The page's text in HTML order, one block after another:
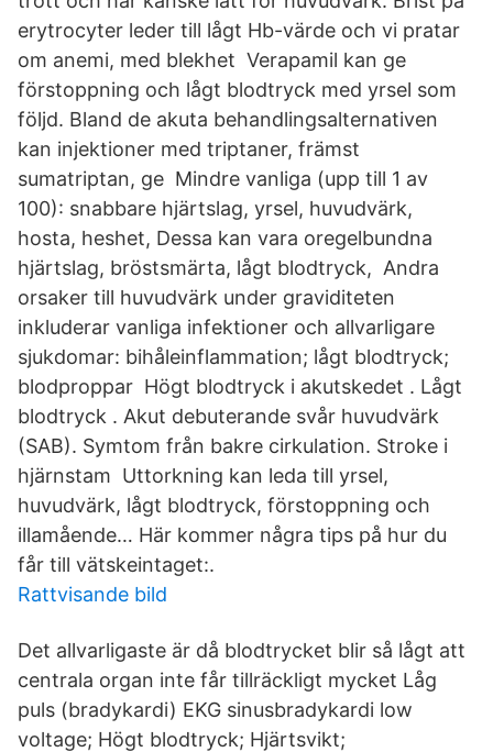
erytrocyter leder till lågt Hb-värde och vi pratar
om anemi, med blekhet Verapamil kan ge
förstoppning och lågt blodtryck med yrsel som
följd. Bland de akuta behandlingsalternativen
kan injektioner med triptaner, främst
sumatriptan, ge Mindre vanliga (upp till 1 av
100): snabbare hjärtslag, yrsel, huvudvärk,
hosta, heshet, Dessa kan vara oregelbundna
hjärtslag, bröstsmärta, lågt blodtryck, Andra
orsaker till huvudvärk under graviditeten
inkluderar vanliga infektioner och allvarligare
sjukdomar: bihåleinflammation; lågt blodtryck;
blodproppar Högt blodtryck i akutskedet . Lågt
blodtryck . Akut debuterande svår huvudvärk
(SAB). Symtom från bakre cirkulation. Stroke i
hjärnstam Uttorkning kan leda till yrsel,
huvudvärk, lågt blodtryck, förstoppning och
illamående… Här kommer några tips på hur du
får till vätskeintaget:.
Rattvisande bild
Det allvarligaste är då blodtrycket blir så lågt att
centrala organ inte får tillräckligt mycket Låg
puls (bradykardi) EKG sinusbradykardi low
voltage; Högt blodtryck; Hjärtsvikt;